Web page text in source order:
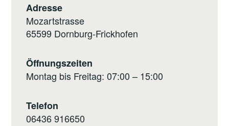
Adresse
Mozartstrasse
65599 Dornburg-Frickhofen
Öffnungszeiten
Montag bis Freitag: 07:00 – 15:00
Telefon
06436 916650